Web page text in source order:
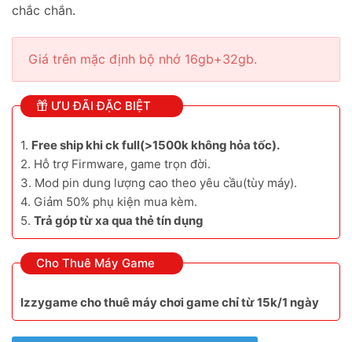
chắc chắn.
Giá trên mặc định bộ nhớ 16gb+32gb.
ƯU ĐÃI ĐẶC BIỆT
1. Free ship khi ck full(>1500k không hỏa tốc).
2. Hỗ trợ Firmware, game trọn đời.
3. Mod pin dung lượng cao theo yêu cầu(tùy máy).
4. Giảm 50% phụ kiện mua kèm.
5. Trả góp từ xa qua thẻ tín dụng
Cho Thuê Máy Game
Izzygame cho thuê máy chơi game chỉ từ 15k/1 ngày